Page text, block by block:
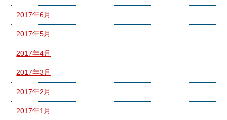
2017年6月
2017年5月
2017年4月
2017年3月
2017年2月
2017年1月